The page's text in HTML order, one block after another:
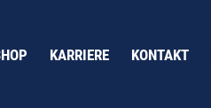
KARRIERE KONTAKT